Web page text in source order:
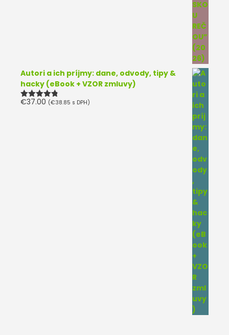
Autori a ich príjmy: dane, odvody, tipy &
hacky (eBook + VZOR zmluvy)
Hodnotenie
€37.00 (€38.85 s DPH)